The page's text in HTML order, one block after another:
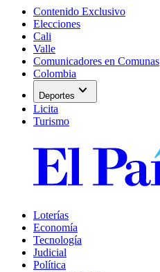
Contenido Exclusivo
Elecciones
Cali
Valle
Comunicadores en Comunas
Colombia
Deportes expand_more
Licita
Turismo
Loterías
Economía
Tecnología
Judicial
Política